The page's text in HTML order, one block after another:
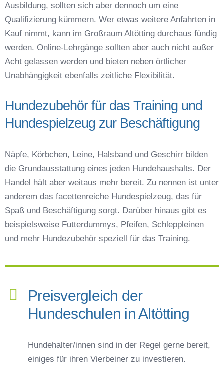
Ausbildung, sollten sich aber dennoch um eine
Qualifizierung kümmern. Wer etwas weitere Anfahrten in
Kauf nimmt, kann im Großraum Altötting durchaus fündig
werden. Online-Lehrgänge sollten aber auch nicht außer
Acht gelassen werden und bieten neben örtlicher
Unabhängigkeit ebenfalls zeitliche Flexibilität.
Hundezubehör für das Training und
Hundespielzeug zur Beschäftigung
Näpfe, Körbchen, Leine, Halsband und Geschirr bilden
die Grundausstattung eines jeden Hundehaushalts. Der
Handel hält aber weitaus mehr bereit. Zu nennen ist unter
anderem das facettenreiche Hundespielzeug, das für
Spaß und Beschäftigung sorgt. Darüber hinaus gibt es
beispielsweise Futterdummys, Pfeifen, Schleppleinen
und mehr Hundezubehör speziell für das Training.
Preisvergleich der
Hundeschulen in Altötting
Hundehalter/innen sind in der Regel gerne bereit,
einiges für ihren Vierbeiner zu investieren.